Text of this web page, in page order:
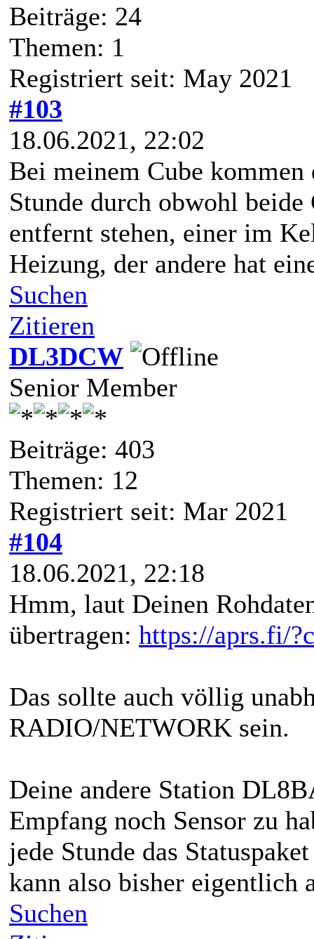
Beiträge: 24
Themen: 1
Registriert seit: May 2021
#103
18.06.2021, 22:02
Bei meinem Cube
Stunde durch obwohl
entfernt stehen, einer im
Heizung, der andere hat
Suchen
Zitieren
DL3DCW
Senior Member
Beiträge: 403
Themen: 12
Registriert seit: Mar 2021
#104
18.06.2021, 22:18
Hmm, laut Deinen
übertragen: https://aprs.fi/
Das sollte auch völlig
RADIO/NETWORK sein.
Deine andere Station
Empfang noch Sensor zu
jede Stunde das
kann also bisher eigentlich
Suchen